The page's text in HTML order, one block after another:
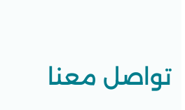
تواصل معنا